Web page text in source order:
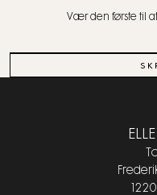
Vær den første til